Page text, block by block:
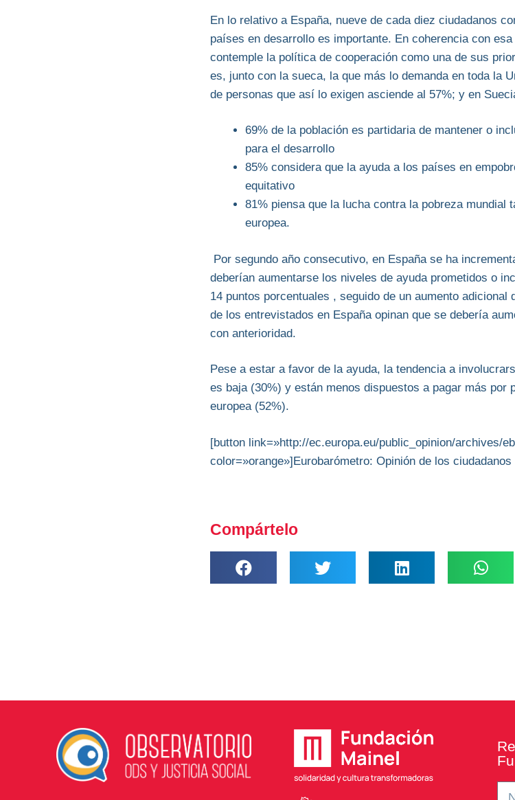
En lo relativo a España, nueve de cada diez ciudadanos
países en desarrollo es importante. En coherencia con
contemple la política de cooperación como una de sus
es, junto con la sueca, la que más lo demanda en toda la
de personas que así lo exigen asciende al 57%; y en
69% de la población es partidaria de mantener o
para el desarrollo
85% considera que la ayuda a los países en
equitativo
81% piensa que la lucha contra la pobreza
europea.
Por segundo año consecutivo, en España se ha
deberían aumentarse los niveles de ayuda prometidos o
14 puntos porcentuales , seguido de un aumento
de los entrevistados en España opinan que se debería
con anterioridad.
Pese a estar a favor de la ayuda, la tendencia a
es baja (30%) y están menos dispuestos a pagar más
europea (52%).
[button link=»http://ec.europa.eu/public_opinion/archives/
color=»orange»]Eurobarómetro: Opinión de los
Compártelo